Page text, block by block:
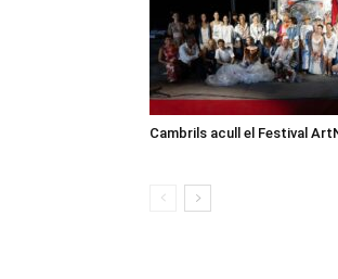
Cambrils acull el Festival